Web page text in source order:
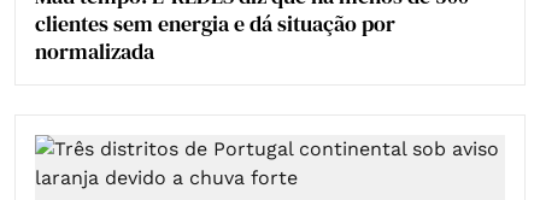
clientes sem energia e dá situação por
normalizada